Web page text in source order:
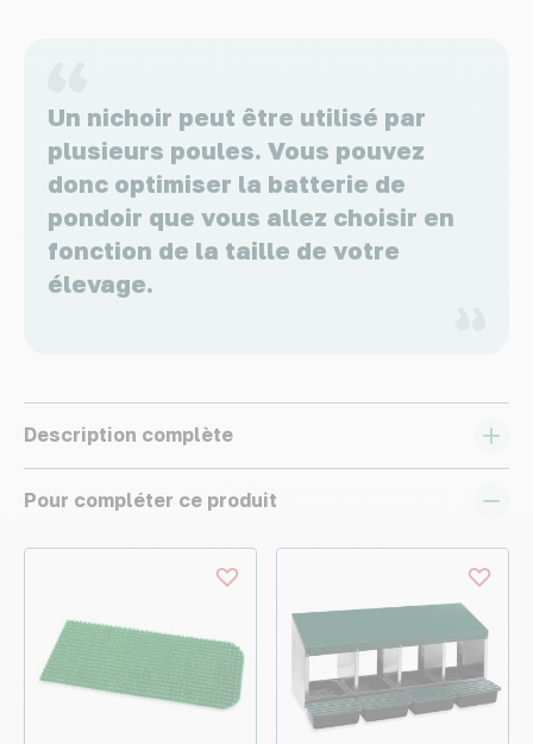
Un nichoir peut être utilisé par
plusieurs poules. Vous pouvez
donc optimiser la batterie de
pondoir que vous allez choisir en
fonction de la taille de votre
élevage.
Description complète
Pour compléter ce produit